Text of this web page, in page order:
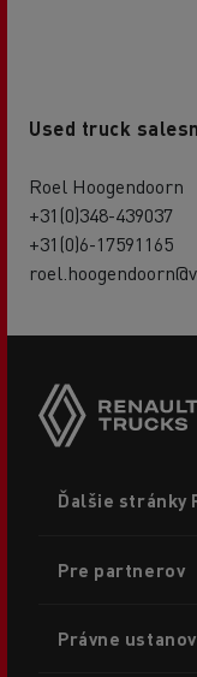
Used truck
Roel Hoogendoorn
+31(0)348-439037
+31(0)6-17591165
menu
Ďalšie stránky
Pre partnerov
Právne